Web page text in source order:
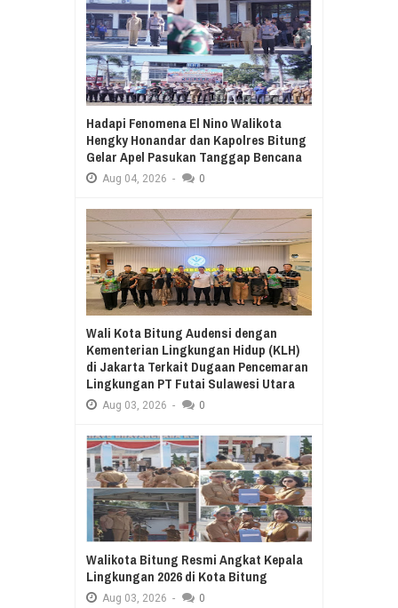
Hadapi Fenomena El Nino Walikota
Hengky Honandar dan Kapolres Bitung
Gelar Apel Pasukan Tanggap Bencana
Aug 04, 2026 - 0
Wali Kota Bitung Audensi dengan
Kementerian Lingkungan Hidup (KLH)
di Jakarta Terkait Dugaan Pencemaran
Lingkungan PT Futai Sulawesi Utara
Aug 03, 2026 - 0
Walikota Bitung Resmi Angkat Kepala
Lingkungan 2026 di Kota Bitung
Aug 03, 2026 - 0